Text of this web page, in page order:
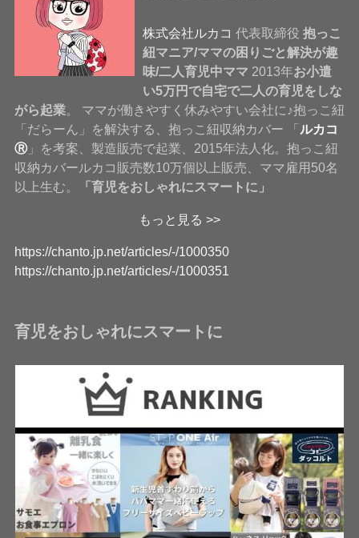
株式会社ルカコ 代表取締役抱っこ
紐マニア/ママの困りごと解決が趣
味/二人育児中ママ 2013年お小遣
い5万円で自宅で二人の育児をしな
がら起業。 ママが働きやすく休みやすい会社に♪抱っこ紐
「だらーん」を解決する、抱っこ紐収納カバー 「 ルカコ
Ⓡ」を考案、製造販売で起業、2015年法人化。抱っこ紐
収納カバールカコ販売数10万個以上販売、ママ雇用50名
以上生む。
「育児をおしゃれにスマートに」
もっと見る >>
https://chanto.jp.net/articles/-/1000350
https://chanto.jp.net/articles/-/1000351
育児をおしゃれにスマートに